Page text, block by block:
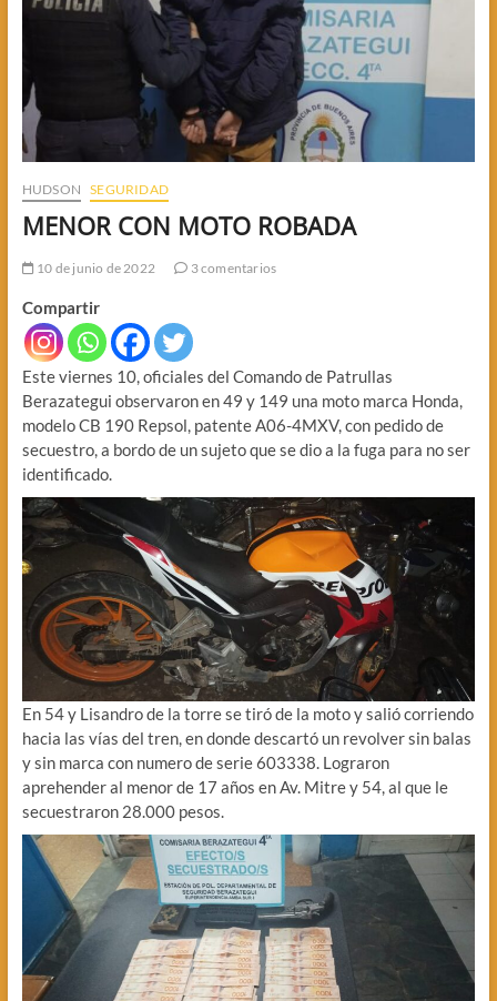
HUDSON SEGURIDAD
MENOR CON MOTO ROBADA
10 de junio de 2022 3 comentarios
Compartir
Este viernes 10, oficiales del Comando de Patrullas
Berazategui observaron en 49 y 149 una moto marca Honda,
modelo CB 190 Repsol, patente A06-4MXV, con pedido de
secuestro, a bordo de un sujeto que se dio a la fuga para no ser
identificado.
En 54 y Lisandro de la torre se tiró de la moto y salió corriendo
hacia las vías del tren, en donde descartó un revolver sin balas
y sin marca con numero de serie 603338. Lograron
aprehender al menor de 17 años en Av. Mitre y 54, al que le
secuestraron 28.000 pesos.